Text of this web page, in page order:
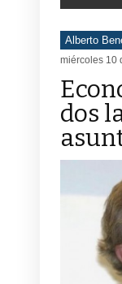
Alberto
miércoles 10
dos